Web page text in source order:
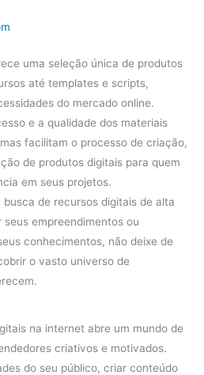
uma seleção única de produtos
até templates e scripts,
do mercado online.
e a qualidade dos materiais
facilitam o processo de criação,
de produtos digitais para quem
em seus projetos.
de recursos digitais de alta
empreendimentos ou
conhecimentos, não deixe de
o vasto universo de
na internet abre um mundo de
criativos e motivados.
do seu público, criar conteúdo